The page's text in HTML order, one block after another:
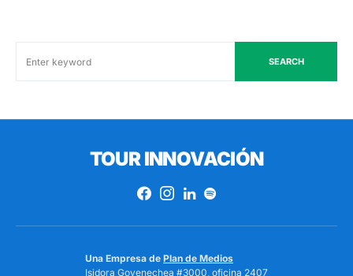
SEARCH
TOUR INNOVACIÓN
Una Empresa de Plan de Medios
Isidora Goyenechea #3000, oficina 2407